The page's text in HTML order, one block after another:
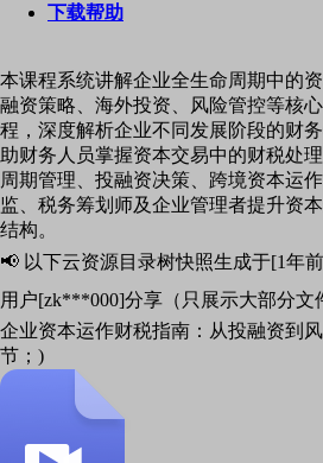
下载帮助
本课程系统讲解企业全生命周期中的
融资策略、海外投资、风险管控等核
程，深度解析企业不同发展阶段的财
助财务人员掌握资本交易中的财税处
周期管理、投融资决策、跨境资本运
监、税务筹划师及企业管理者提升资
结构。
📢 以下云资源目录树快照生成于[1年
用户[zk***000]分享（只展示大部分文
企业资本运作财税指南：从投融资到
节；)